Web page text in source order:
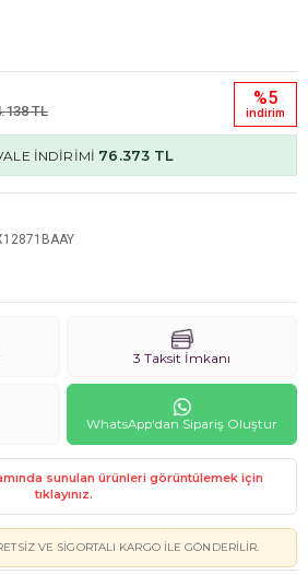
TL
%5
i̇ndi̇ri̇m
İNDİRİMİ 76.373 TL
3 Taksit İmkanı
WhatsApp'dan Sipariş Oluştur
sunulan ürünleri görüntülemek için
tıklayınız.
VE SIGORTALI KARGO ILE GÖNDERILIR.